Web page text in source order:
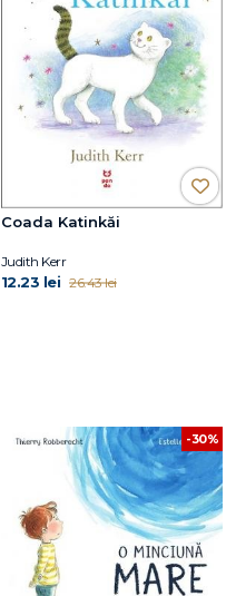
Coada Katinkăi
Judith Kerr
12.23 lei 26.43 lei
-30%